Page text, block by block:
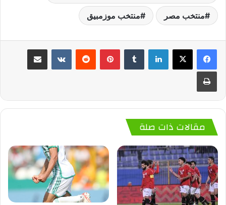
منتخب مصر منتخب موزمبيق
لينكدإن بينتيريست
مقالات ذات صلة